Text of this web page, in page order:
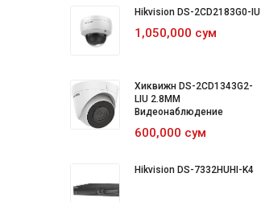
100 1 2
Hikvision DS-2CD2183G0-IU
1,050,000 сум
Хиквижн DS-2CD1343G2-
LIU 2.8MM
Видеонаблюдение
600,000 сум
Hikvision DS-7332HUHI-K4